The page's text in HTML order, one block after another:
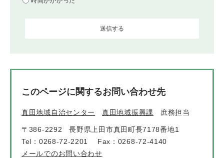
このページに関するお問い合わせ先
真田地域自治センター 真田地域振興課 庶務担当
〒386-2292
長野県上田市真田町長7178番地1
Tel：0268-72-2201
Fax：0268-72-4140
メールでのお問い合わせ